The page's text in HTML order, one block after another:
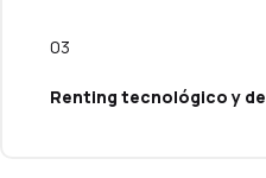
03
Renting tecnológico y de